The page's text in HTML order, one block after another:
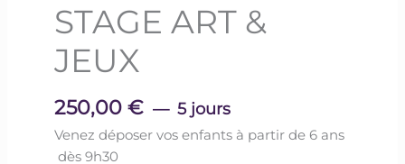
STAGE ART &
JEUX
250,00 € 5 jours
Venez déposer vos enfants à partir de 6 ans
dès 9h30